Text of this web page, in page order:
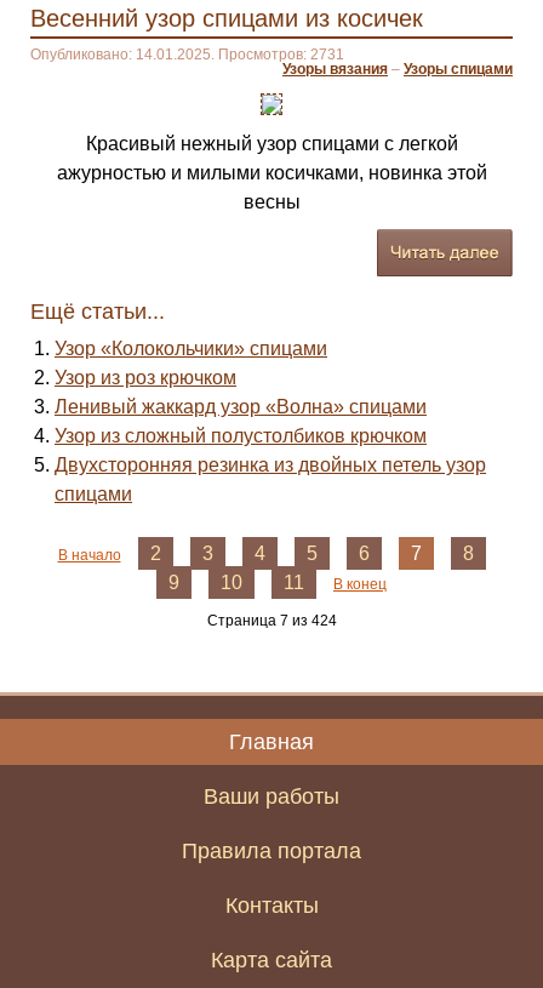
Весенний узор спицами из косичек
Опубликовано: 14.01.2025. Просмотров: 2731
Узоры вязания – Узоры спицами
Красивый нежный узор спицами с легкой
ажурностью и милыми косичками, новинка этой
весны
Ещё статьи...
Узор «Колокольчики» спицами
Узор из роз крючком
Ленивый жаккард узор «Волна» спицами
Узор из сложный полустолбиков крючком
Двухсторонняя резинка из двойных петель узор
спицами
В начало 2 3 4 5 6 7
8
9
10 11 В конец
Страница 7 из 424
Главная
Ваши работы
Правила портала
Контакты
Карта сайта